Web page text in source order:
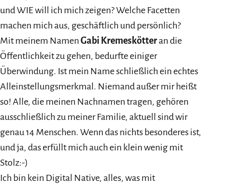
und WIE will ich mich zeigen? Welche Facetten
machen mich aus, geschäftlich und persönlich?
Mit meinem Namen Gabi Kremeskötteran die
Öffentlichkeit zu gehen, bedurfte einiger
Überwindung. Ist mein Name schließlich ein echtes
Alleinstellungsmerkmal. Niemand außer mir heißt
so! Alle, die meinen Nachnamen tragen, gehören
ausschließlich zu meiner Familie, aktuell sind wir
genau 14 Menschen. Wenn das nichts besonderes ist,
und ja, das erfüllt mich auch ein klein wenig mit
Stolz:-)
Ich bin kein Digital Native, alles, was mit